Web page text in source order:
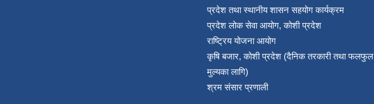
प्रदेश तथा स्थानीय शासन सहयोग कार्यक्रम
प्रदेश लोक सेवा आयोग, कोशी प्रदेश
राष्ट्रिय योजना आयोग
कृषि बजार, कोशी प्रदेश (दैनिक तरकारी तथा फलफुल
मुल्यका लागि)
श्रम संसार प्रणाली